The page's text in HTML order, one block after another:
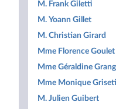
M. Frank Giletti
M. Yoann Gillet
M. Christian Girard
Mme Florence Goulet
Mme Géraldine
Mme Monique Griseti
M. Julien Guibert